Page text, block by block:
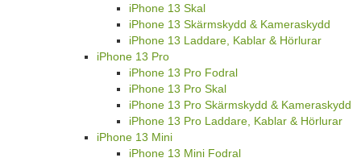
iPhone 13 Skal
iPhone 13 Skärmskydd & Kameraskydd
iPhone 13 Laddare, Kablar & Hörlurar
iPhone 13 Pro
iPhone 13 Pro Fodral
iPhone 13 Pro Skal
iPhone 13 Pro Skärmskydd & Kameraskydd
iPhone 13 Pro Laddare, Kablar & Hörlurar
iPhone 13 Mini
iPhone 13 Mini Fodral